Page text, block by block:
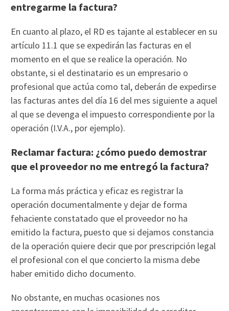
entregarme la factura?
En cuanto al plazo, el RD es tajante al establecer en su
artículo 11.1 que se expedirán las facturas en el
momento en el que se realice la operación. No
obstante, si el destinatario es un empresario o
profesional que actúa como tal, deberán de expedirse
las facturas antes del día 16 del mes siguiente a aquel
al que se devenga el impuesto correspondiente por la
operación (I.V.A., por ejemplo).
Reclamar factura: ¿cómo puedo demostrar
que el proveedor no me entregó la factura?
La forma más práctica y eficaz es registrar la
operación documentalmente y dejar de forma
fehaciente constatado que el proveedor no ha
emitido la factura, puesto que si dejamos constancia
de la operación quiere decir que por prescripción legal
el profesional con el que concierto la misma debe
haber emitido dicho documento.
No obstante, en muchas ocasiones nos